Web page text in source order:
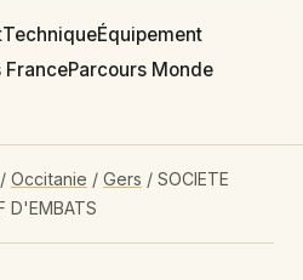
TechniqueÉquipement
FranceParcours Monde
/ Occitanie / Gers / SOCIETE
D'EMBATS